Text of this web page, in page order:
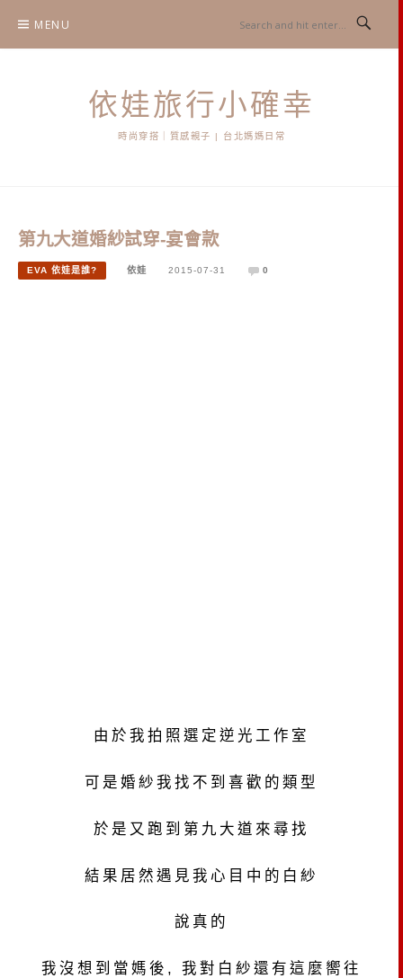
content
MENU
依娃旅行小確幸
時尚穿搭｜質感親子 | 台北媽媽日常
第九大道婚紗試穿-宴會款
EVA 依娃是誰? 依娃 2015-07-31 0
由於我拍照選定逆光工作室
可是婚紗我找不到喜歡的類型
於是又跑到第九大道來尋找
結果居然遇見我心目中的白紗
說真的
我沒想到當媽後, 我對白紗還有這麼嚮往